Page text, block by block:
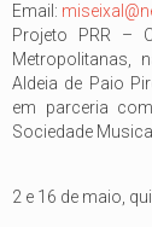
Email:
Projeto PRR –
Metropolitanas,
Aldeia de Paio
em parceria
Sociedade
2 e 16 de maio,